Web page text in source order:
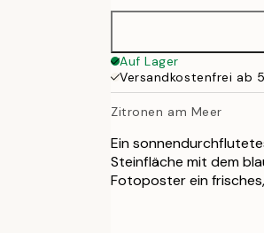
Auf Lager
Versandkostenfrei ab
Zitronen am Meer
Ein
Steinfläche mit dem
Fotoposter ein